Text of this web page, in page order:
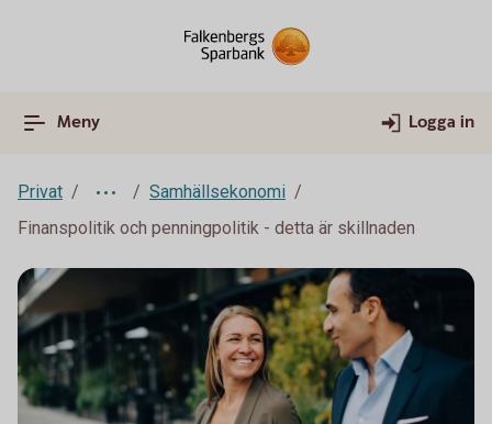
Meny Logga in
Privat
Samhällsekonomi
Finanspolitik och penningpolitik - detta är skillnaden